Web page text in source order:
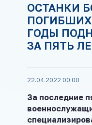
ОСТАНКИ
ГОДЫ
ЗА ПЯТЬ
22.04.2022 00:00
За последние